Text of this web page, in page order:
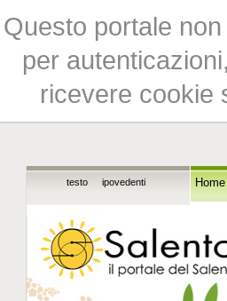
Questo portale
per
ricevere cookie
testo ipovedenti Home